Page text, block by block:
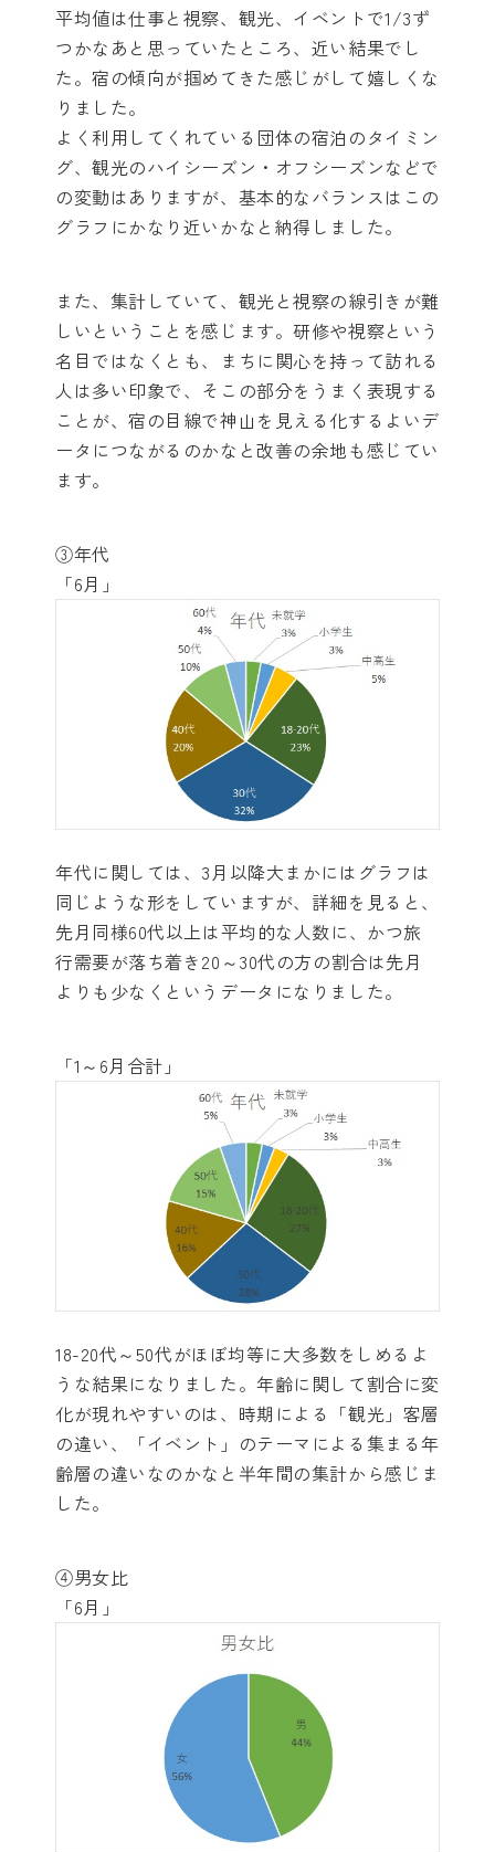
平均値は仕事と視察、観光、イベントで1/3ず
つかなあと思っていたところ、近い結果でし
た。宿の傾向が掴めてきた感じがして嬉しくな
りました。
よく利用してくれている団体の宿泊のタイミン
グ、観光のハイシーズン・オフシーズンなどで
の変動はありますが、基本的なバランスはこの
グラフにかなり近いかなと納得しました。
また、集計していて、観光と視察の線引きが難
しいということを感じます。研修や視察という
名目ではなくとも、まちに関心を持って訪れる
人は多い印象で、そこの部分をうまく表現する
ことが、宿の目線で神山を見える化するよいデ
ータにつながるのかなと改善の余地も感じてい
ます。
③年代
「6月」
年代に関しては、3月以降大まかにはグラフは
同じような形をしていますが、詳細を見ると、
先月同様60代以上は平均的な人数に、かつ旅
行需要が落ち着き20～30代の方の割合は先月
よりも少なくというデータになりました。
「1～6月合計」
18-20代～50代がほぼ均等に大多数をしめるよ
うな結果になりました。年齢に関して割合に変
化が現れやすいのは、時期による「観光」客層
の違い、「イベント」のテーマによる集まる年
齢層の違いなのかなと半年間の集計から感じま
した。
④男女比
「6月」